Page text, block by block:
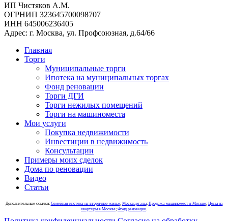
ИП Чистяков А.М.
ОГРНИП 323645700098707
ИНН 645006236405
Адрес: г. Москва, ул. Профсоюзная, д.64/66
Главная
Торги
Муниципальные торги
Ипотека на муниципальных торгах
Фонд реновации
Торги ДГИ
Торги нежилых помещений
Торги на машиноместа
Мои услуги
Покупка недвижимости
Инвестиции в недвижимость
Консультации
Примеры моих сделок
Дома по реновации
Видео
Статьи
Дополнительные ссылки: Семейная ипотека на вторичное жильё; Москварталы; Продажа машиномест в Москве; Цены на
квартиры в Москве; Фонд реновации